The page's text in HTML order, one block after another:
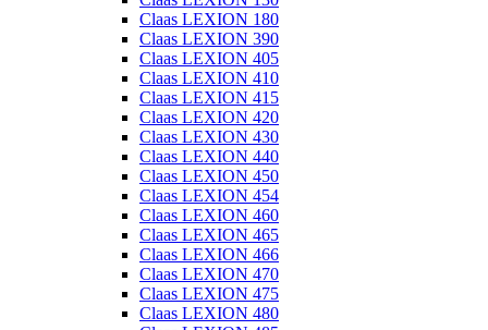
Claas LEXION 180
Claas LEXION 390
Claas LEXION 405
Claas LEXION 410
Claas LEXION 415
Claas LEXION 420
Claas LEXION 430
Claas LEXION 440
Claas LEXION 450
Claas LEXION 454
Claas LEXION 460
Claas LEXION 465
Claas LEXION 466
Claas LEXION 470
Claas LEXION 475
Claas LEXION 480